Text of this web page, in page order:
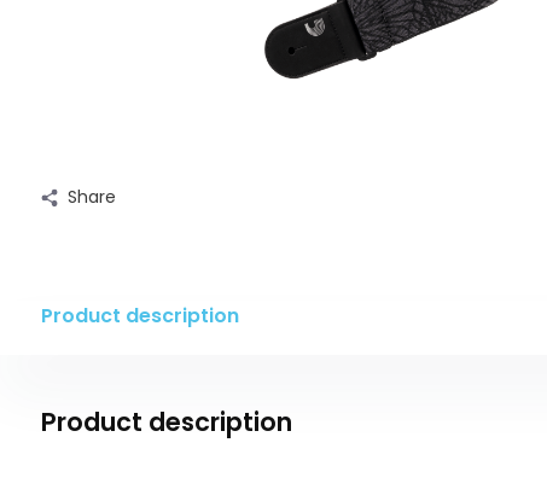
Share
Product description
Product description